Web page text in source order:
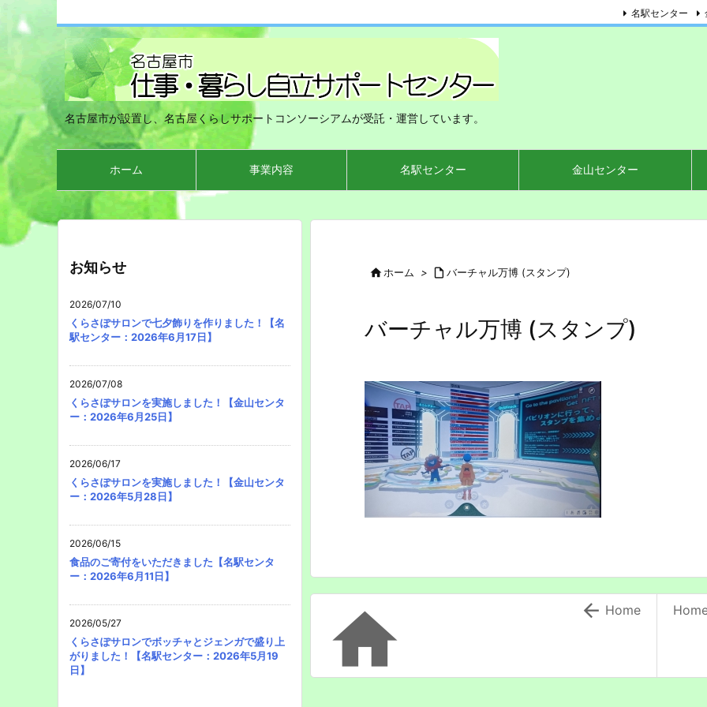
名古屋市が設置し、名古屋くらしサポートコンソーシアムが受託・運営しています。
ホーム 事業内容 名駅センター 金山センター
名駅センター
ホーム >  バーチャル万博 (スタンプ)
バーチャル万博 (スタンプ)
  Home
お知らせ
2026/07/10
くらさぽサロンで七夕飾りを作りました！【名
駅センター：2026年6月17日】
2026/07/08
くらさぽサロンを実施しました！【金山センタ
ー：2026年6月25日】
2026/06/17
くらさぽサロンを実施しました！【金山センタ
ー：2026年5月28日】
2026/06/15
食品のご寄付をいただきました【名駅センタ
ー：2026年6月11日】
2026/05/27
くらさぽサロンでボッチャとジェンガで盛り上
がりました！【名駅センター：2026年5月19
日】